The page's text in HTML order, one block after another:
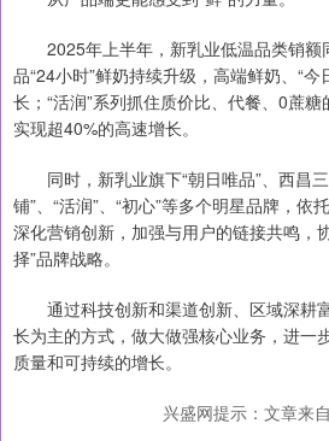
2025年上半年，新乳业低温品类销额
品“24小时”鲜奶持续升级，高端鲜奶、“
长；“活润”系列抓住质价比、代餐、0蔗糖
实现超40%的高速增长。
同时，新乳业旗下“朝日唯品”、西昌三
铺”、“活润”、“初心”等多个明星品牌，依
深化营销创新，加强与用户的链接共鸣，
择”品牌战略。
通过科技创新和渠道创新、区域深耕
长为主的方式，做大做强核心业务，进一
质量和可持续的增长。
兴盛网提示：文章来